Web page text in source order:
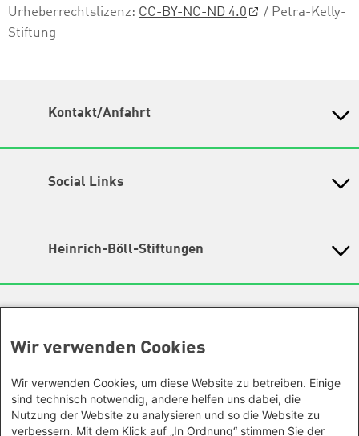
Urheberrechtslizenz: CC-BY-NC-ND 4.0
/ Petra-Kelly-
Stiftung
Kontakt/Anfahrt
in der Heinrich-Böll-Stiftung e.V.
Geschäftsstelle
noch Fragen zu einer unserer Veranstaltungen? Sie
haben eine interessante Anregung? Das
Team unserer Geschäftsstellegibt Ihnen gerne Auskunft.
Social Links
TikTok
Threads
Mastodon
Heinrich-Böll-Stiftungen
Baden-Württemberg
Berlin
Brandenburg
Asien
Büro Neu-Delhi - Indien
Büro Phnom Penh - Kambodscha
Büro Südostasien
Wir verwenden Cookies
Wir verwenden Cookies, um diese Website zu betreiben. Einige
sind technisch notwendig, andere helfen uns dabei, die
Nutzung der Website zu analysieren und so die Website zu
verbessern. Mit dem Klick auf „In Ordnung“ stimmen Sie der